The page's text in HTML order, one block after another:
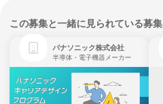
この募集と一緒に見られている募集
パナソニック株式会社
半導体・電子機器メーカー